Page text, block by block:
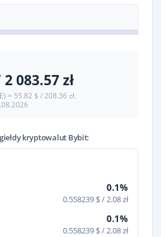
083.57 zł
= 55.82 $ / 208.36 zł.
kryptowalut Bybit:
0.1%
0.558239 $ / 2.08 zł
0.1%
0.558239 $ / 2.08 zł